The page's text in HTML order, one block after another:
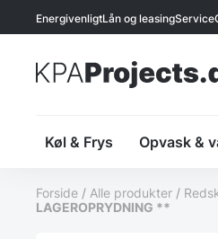
EnergivenligtLån og leasingService
Køl & Frys Opvask &
Forside / Alle produkter /
LAGEROPRYDNING **